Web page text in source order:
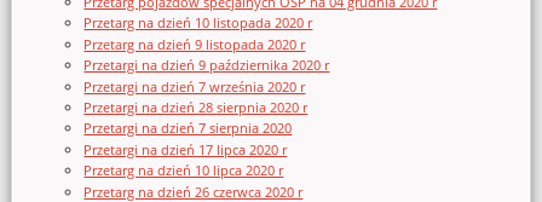
Przetarg na dzień 10 listopada 2020 r
Przetarg na dzień 9 listopada 2020 r
Przetargi na dzień 9 października 2020 r
Przetargi na dzień 7 września 2020 r
Przetargi na dzień 28 sierpnia 2020 r
Przetargi na dzień 7 sierpnia 2020
Przetargi na dzień 17 lipca 2020 r
Przetarg na dzień 10 lipca 2020 r
Przetarg na dzień 26 czerwca 2020 r